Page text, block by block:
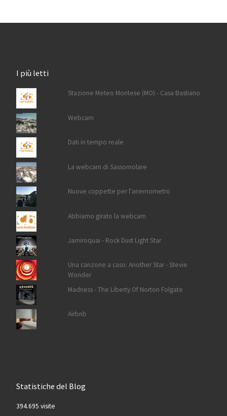
I più letti
Stazione Meteo Montese (MO) - Casa Bastiano
Webcam
Dati in tempo reale
La webcam di Sassomolare
Nuove coppette per l'anemometro
Abbiamo girato la webcam
Jamiroquai - Rock Dust Light Star
Una canzone a caso: Another Star - Stevie
Wonder
Madness - The Liberty Of Norton Folgate
Airbnb
Statistiche del Blog
394.695 visite